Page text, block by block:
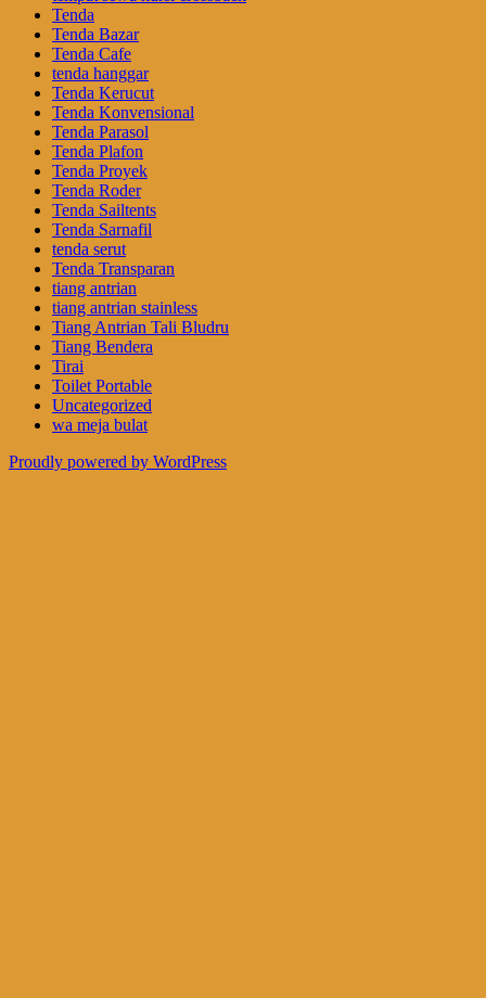
Tenda
Tenda Bazar
Tenda Cafe
tenda hanggar
Tenda Kerucut
Tenda Konvensional
Tenda Parasol
Tenda Plafon
Tenda Proyek
Tenda Roder
Tenda Sailtents
Tenda Sarnafil
tenda serut
Tenda Transparan
tiang antrian
tiang antrian stainless
Tiang Antrian Tali Bludru
Tiang Bendera
Tirai
Toilet Portable
Uncategorized
wa meja bulat
Proudly powered by WordPress